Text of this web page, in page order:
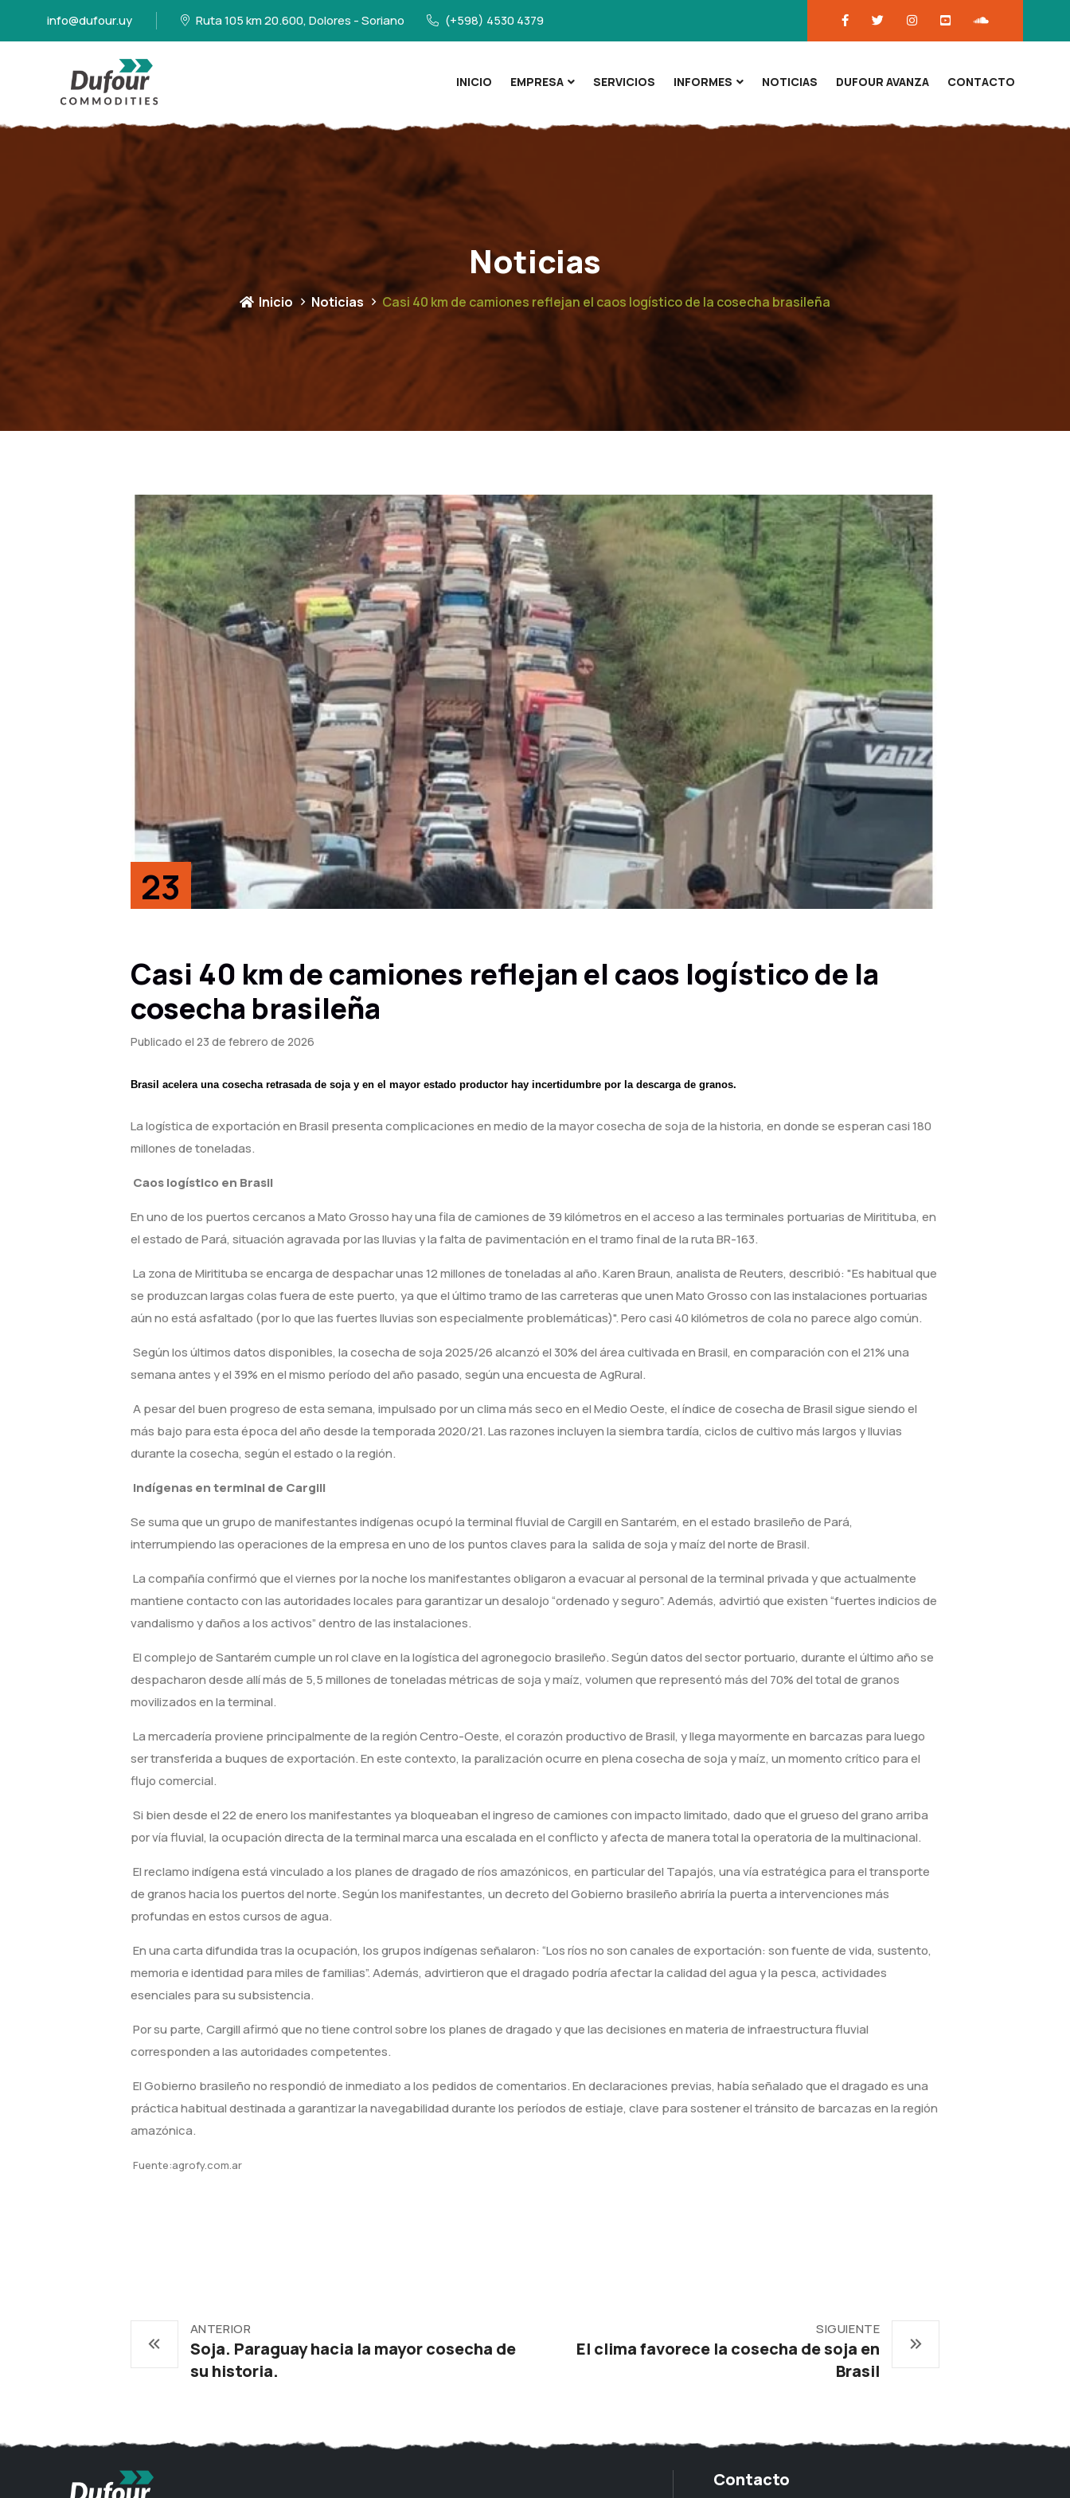
info@dufour.uy Ruta 105 km 20.600, Dolores - Soriano (+598) 4530 4379
INICIO EMPRESA SERVICIOS INFORMES NOTICIAS DUFOUR AVANZA CONTACTO
Noticias
Inicio Noticias Casi 40 km de camiones reflejan el caos logístico de la cosecha brasileña
23
Casi 40 km de camiones reflejan el caos logístico de la
cosecha brasileña
Publicado el 23 de febrero de 2026
Brasil acelera una cosecha retrasada de soja y en el mayor estado productor hay incertidumbre por la descarga de granos.
La logística de exportación en Brasil presenta complicaciones en medio de la mayor cosecha de soja de la historia, en donde se esperan casi 180
millones de toneladas.
Caos logístico en Brasil
En uno de los puertos cercanos a Mato Grosso hay una fila de camiones de 39 kilómetros en el acceso a las terminales portuarias de Miritituba, en
el estado de Pará, situación agravada por las lluvias y la falta de pavimentación en el tramo final de la ruta BR-163.
La zona de Miritituba se encarga de despachar unas 12 millones de toneladas al año. Karen Braun, analista de Reuters, describió: "Es habitual que
se produzcan largas colas fuera de este puerto, ya que el último tramo de las carreteras que unen Mato Grosso con las instalaciones portuarias
aún no está asfaltado (por lo que las fuertes lluvias son especialmente problemáticas)". Pero casi 40 kilómetros de cola no parece algo común.
Según los últimos datos disponibles, la cosecha de soja 2025/26 alcanzó el 30% del área cultivada en Brasil, en comparación con el 21% una
semana antes y el 39% en el mismo período del año pasado, según una encuesta de AgRural.
A pesar del buen progreso de esta semana, impulsado por un clima más seco en el Medio Oeste, el índice de cosecha de Brasil sigue siendo el
más bajo para esta época del año desde la temporada 2020/21. Las razones incluyen la siembra tardía, ciclos de cultivo más largos y lluvias
durante la cosecha, según el estado o la región.
Indígenas en terminal de Cargill
Se suma que un grupo de manifestantes indígenas ocupó la terminal fluvial de Cargill en Santarém, en el estado brasileño de Pará,
interrumpiendo las operaciones de la empresa en uno de los puntos claves para la salida de soja y maíz del norte de Brasil.
La compañía confirmó que el viernes por la noche los manifestantes obligaron a evacuar al personal de la terminal privada y que actualmente
mantiene contacto con las autoridades locales para garantizar un desalojo “ordenado y seguro”. Además, advirtió que existen “fuertes indicios de
vandalismo y daños a los activos” dentro de las instalaciones.
El complejo de Santarém cumple un rol clave en la logística del agronegocio brasileño. Según datos del sector portuario, durante el último año se
despacharon desde allí más de 5,5 millones de toneladas métricas de soja y maíz, volumen que representó más del 70% del total de granos
movilizados en la terminal.
La mercadería proviene principalmente de la región Centro-Oeste, el corazón productivo de Brasil, y llega mayormente en barcazas para luego
ser transferida a buques de exportación. En este contexto, la paralización ocurre en plena cosecha de soja y maíz, un momento crítico para el
flujo comercial.
Si bien desde el 22 de enero los manifestantes ya bloqueaban el ingreso de camiones con impacto limitado, dado que el grueso del grano arriba
por vía fluvial, la ocupación directa de la terminal marca una escalada en el conflicto y afecta de manera total la operatoria de la multinacional.
El reclamo indígena está vinculado a los planes de dragado de ríos amazónicos, en particular del Tapajós, una vía estratégica para el transporte
de granos hacia los puertos del norte. Según los manifestantes, un decreto del Gobierno brasileño abriría la puerta a intervenciones más
profundas en estos cursos de agua.
En una carta difundida tras la ocupación, los grupos indígenas señalaron: “Los ríos no son canales de exportación: son fuente de vida, sustento,
memoria e identidad para miles de familias”. Además, advirtieron que el dragado podría afectar la calidad del agua y la pesca, actividades
esenciales para su subsistencia.
Por su parte, Cargill afirmó que no tiene control sobre los planes de dragado y que las decisiones en materia de infraestructura fluvial
corresponden a las autoridades competentes.
El Gobierno brasileño no respondió de inmediato a los pedidos de comentarios. En declaraciones previas, había señalado que el dragado es una
práctica habitual destinada a garantizar la navegabilidad durante los períodos de estiaje, clave para sostener el tránsito de barcazas en la región
amazónica.
Fuente:agrofy.com.ar
ANTERIOR
Soja. Paraguay hacia la mayor cosecha de
su historia.
SIGUIENTE
El clima favorece la cosecha de soja en
Brasil
Contacto